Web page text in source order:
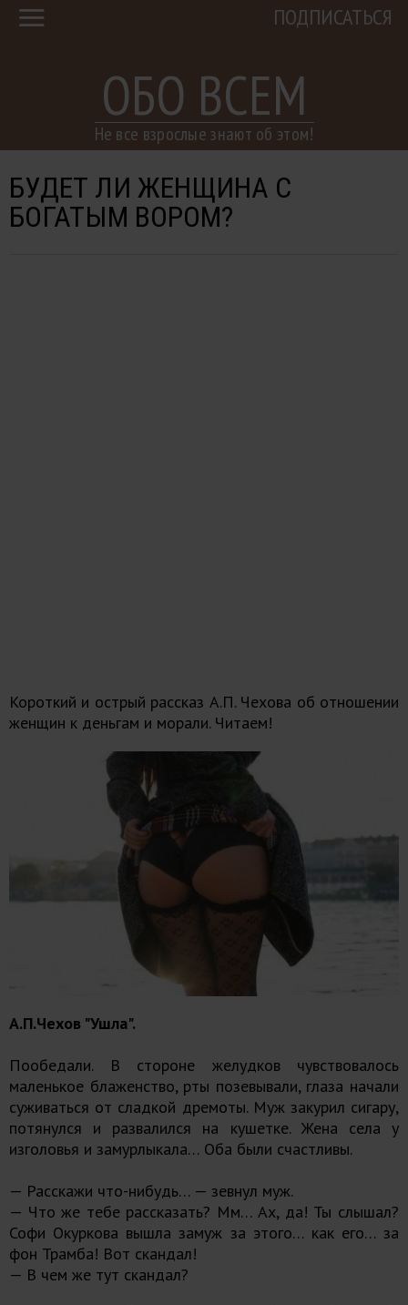
ОБО ВСЕМ
Не все взрослые знают об этом!
ПОДПИСАТЬСЯ
БУДЕТ ЛИ ЖЕНЩИНА С
БОГАТЫМ ВОРОМ?
Короткий и острый рассказ А.П. Чехова об отношении
женщин к деньгам и морали. Читаем!
А.П.Чехов "Ушла".
Пообедали. В стороне желудков чувствовалось
маленькое блаженство, рты позевывали, глаза начали
суживаться от сладкой дремоты. Муж закурил сигару,
потянулся и развалился на кушетке. Жена села у
изголовья и замурлыкала… Оба были счастливы.
— Расскажи что-нибудь… — зевнул муж.
— Что же тебе рассказать? Мм… Ах, да! Ты слышал?
Софи Окуркова вышла замуж за этого… как его… за
фон Трамба! Вот скандал!
— В чем же тут скандал?